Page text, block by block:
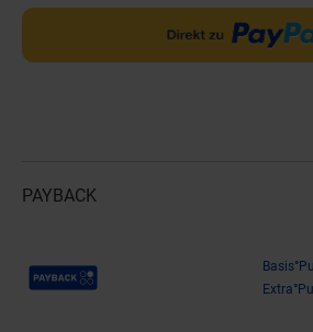
PAYBACK
Payback Punkte